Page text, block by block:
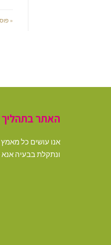
«
האתר בתהליך
אנו עושים כל
ונתקלת בבעיה אנא